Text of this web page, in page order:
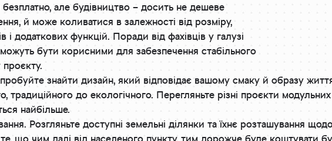
безплатно, але будівництво – досить не дешеве
й може коливатися в залежності від розміру,
і додаткових функцій. Поради від фахівців у галузі
можуть бути корисними для забезпечення стабільного
знайти дизайн, який відповідає вашому смаку й образу
традиційного до екологічного. Перегляньте різні проєкти
найбільше.
Розгляньте доступні земельні ділянки та їхнє розташування